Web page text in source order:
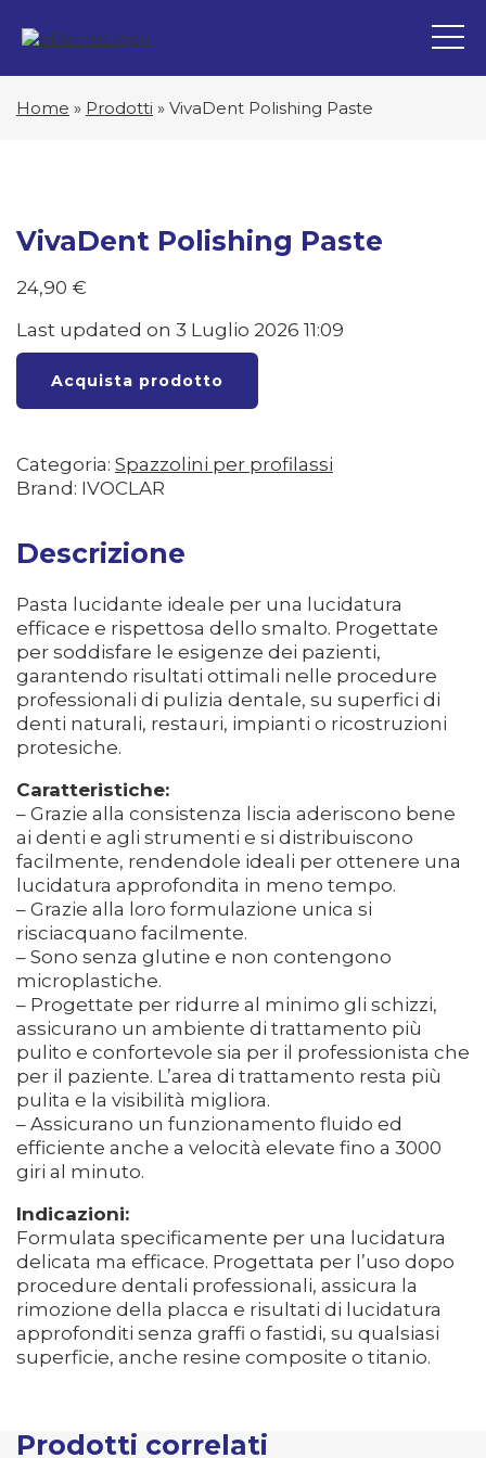
Home » Prodotti » VivaDent Polishing Paste
VivaDent Polishing Paste
24,90 €
Last updated on 3 Luglio 2026 11:09
Acquista prodotto
Categoria: Spazzolini per profilassi
Brand: IVOCLAR
Descrizione
Pasta lucidante ideale per una lucidatura
efficace e rispettosa dello smalto. Progettate
per soddisfare le esigenze dei pazienti,
garantendo risultati ottimali nelle procedure
professionali di pulizia dentale, su superfici di
denti naturali, restauri, impianti o ricostruzioni
protesiche.
Caratteristiche:
– Grazie alla consistenza liscia aderiscono bene
ai denti e agli strumenti e si distribuiscono
facilmente, rendendole ideali per ottenere una
lucidatura approfondita in meno tempo.
– Grazie alla loro formulazione unica si
risciacquano facilmente.
– Sono senza glutine e non contengono
microplastiche.
– Progettate per ridurre al minimo gli schizzi,
assicurano un ambiente di trattamento più
pulito e confortevole sia per il professionista che
per il paziente. L’area di trattamento resta più
pulita e la visibilità migliora.
– Assicurano un funzionamento fluido ed
efficiente anche a velocità elevate fino a 3000
giri al minuto.
Indicazioni:
Formulata specificamente per una lucidatura
delicata ma efficace. Progettata per l’uso dopo
procedure dentali professionali, assicura la
rimozione della placca e risultati di lucidatura
approfonditi senza graffi o fastidi, su qualsiasi
superficie, anche resine composite o titanio.
Prodotti correlati